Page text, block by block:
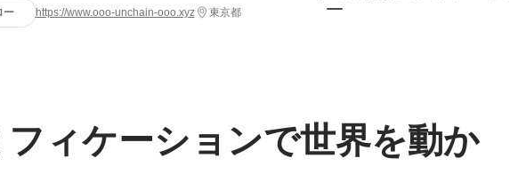
ー https://www.ooo-unchain-ooo.xyz 東京都
ィケーションで世界を動か